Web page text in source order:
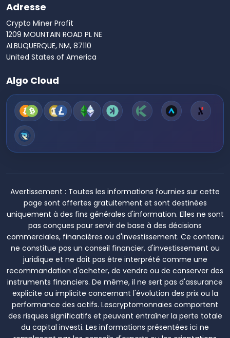
Adresse
Crypto Miner Profit
1209 MOUNTAIN ROAD PL NE
ALBUQUERQUE, NM, 87110
United States of America
Algo Cloud
Avertissement : Toutes les informations fournies sur cette
page sont offertes gratuitement et sont destinées
uniquement à des fins générales d'information. Elles ne sont
pas conçues pour servir de base à des décisions
commerciales, financières ou d'investissement. Ce contenu
ne constitue pas un conseil financier, d'investissement ou
juridique et ne doit pas être interprété comme une
recommandation d'acheter, de vendre ou de conserver des
instruments financiers. De même, il ne sert pas d'assurance
explicite ou implicite concernant l'évolution des prix ou la
performance des actifs. Lescryptomonnaies comportent
des risques significatifs et peuvent entraîner la perte totale
du capital investi. Les informations présentées ici ne